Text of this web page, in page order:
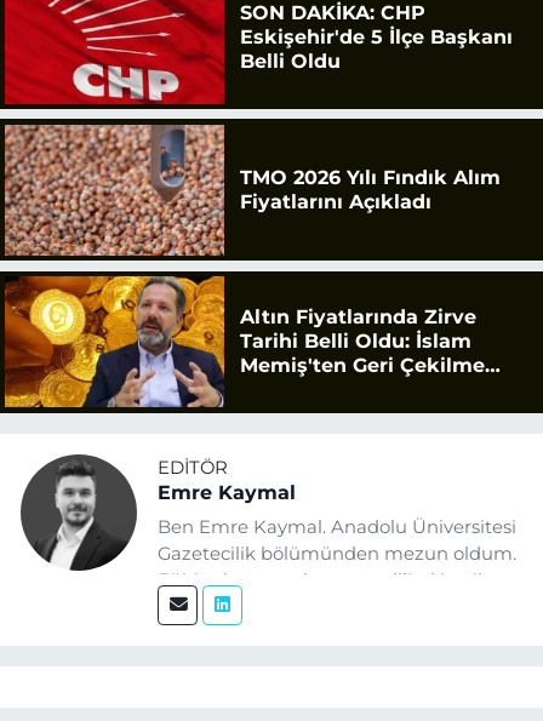
SON DAKİKA: CHP
Eskişehir'de 5 İlçe Başkanı
Belli Oldu
TMO 2026 Yılı Fındık Alım
Fiyatlarını Açıkladı
Altın Fiyatlarında Zirve
Tarihi Belli Oldu: İslam
Memiş'ten Geri Çekilme
EDITÖR
Emre Kaymal
Ben Emre Kaymal. Anadolu Üniversitesi
Gazetecilik bölümünden mezun oldum.
Eğitim hayatım boyunca dijital içerik
üretimi ve arama motoru